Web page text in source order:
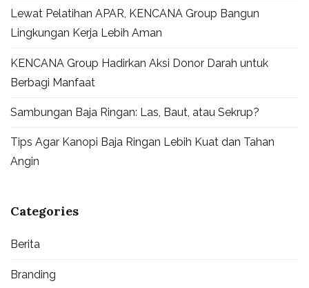
Lewat Pelatihan APAR, KENCANA Group Bangun
Lingkungan Kerja Lebih Aman
KENCANA Group Hadirkan Aksi Donor Darah untuk
Berbagi Manfaat
Sambungan Baja Ringan: Las, Baut, atau Sekrup?
Tips Agar Kanopi Baja Ringan Lebih Kuat dan Tahan
Angin
Categories
Berita
Branding